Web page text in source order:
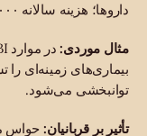
داروها؛ هزینه سالانه ۱۰،۰۰۰ تا ۵۰،۰۰۰ دلار.
مثال موردی:
بیماری‌های زمینه‌ای
توانبخشی می‌شود.
تأثیر بر قربانیان:حواس